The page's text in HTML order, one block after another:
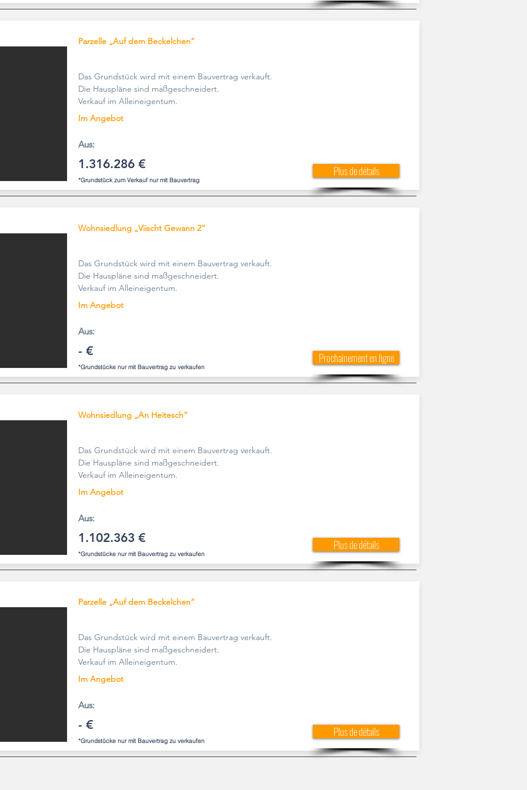
Parzelle „Auf dem Beckelchen“
Das Grundstück wird mit einem Bauvertrag verkauft.
Die Hauspläne sind maßgeschneidert.
Verkauf im Alleineigentum.
Im Angebot
Aus:
1.316.286 €
*Grundstück zum Verkauf nur mit Bauvertrag
Plus de détails
Wohnsiedlung „Viischt Gewann 2“
Das Grundstück wird mit einem Bauvertrag verkauft.
Die Hauspläne sind maßgeschneidert.
Verkauf im Alleineigentum.
Im Angebot
Aus:
- €
*Grundstücke nur mit Bauvertrag zu verkaufen
Prochainement en ligne
Wohnsiedlung „An Heitesch“
Das Grundstück wird mit einem Bauvertrag verkauft.
Die Hauspläne sind maßgeschneidert.
Verkauf im Alleineigentum.
Im Angebot
Aus:
1.102.363 €
*Grundstücke nur mit Bauvertrag zu verkaufen
Plus de détails
Parzelle „Auf dem Beckelchen“
Das Grundstück wird mit einem Bauvertrag verkauft.
Die Hauspläne sind maßgeschneidert.
Verkauf im Alleineigentum.
Im Angebot
Aus:
- €
*Grundstücke nur mit Bauvertrag zu verkaufen
Plus de détails